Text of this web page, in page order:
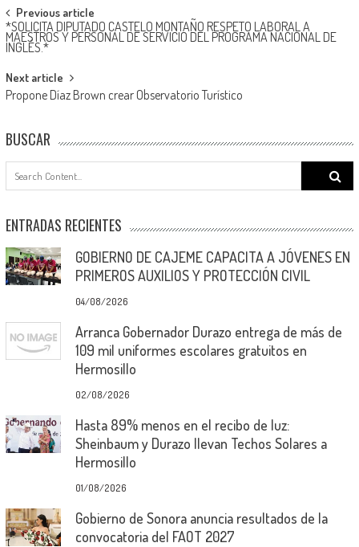
Post
navigation
Previous article
*SOLICITA DIPUTADO CASTELO MONTAÑO RESPETO LABORAL A
MAESTROS Y PERSONAL DE SERVICIO DEL PROGRAMA NACIONAL DE
INGLÉS.*
Next article
Propone Díaz Brown crear Observatorio Turístico
BUSCAR
Search
for:
ENTRADAS RECIENTES
GOBIERNO DE CAJEME CAPACITA A JÓVENES EN
PRIMEROS AUXILIOS Y PROTECCIÓN CIVIL
04/08/2026
Arranca Gobernador Durazo entrega de más de
109 mil uniformes escolares gratuitos en
Hermosillo
02/08/2026
Hasta 89% menos en el recibo de luz:
Sheinbaum y Durazo llevan Techos Solares a
Hermosillo
01/08/2026
Gobierno de Sonora anuncia resultados de la
convocatoria del FAOT 2027